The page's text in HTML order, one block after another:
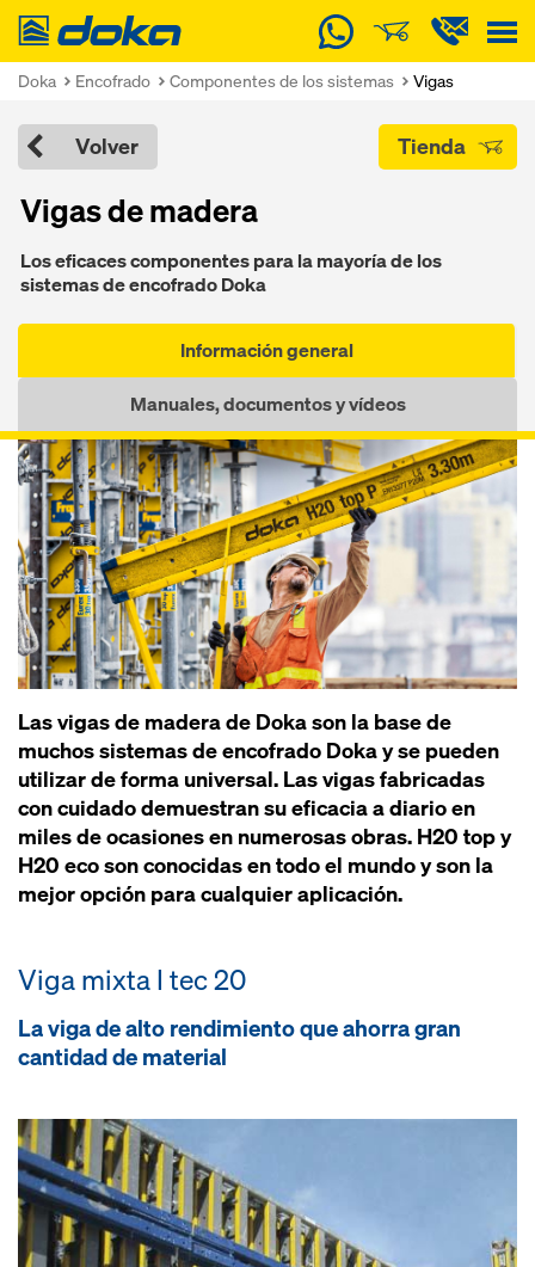
Doka
Doka Encofrado Componentes de los sistemas Vigas
Volver Tienda
Vi­gas de madera
Los eficaces componentes pa­ra la mayoría de los
sistemas de encofra­do Doka
Información general
Manuales, documentos y vídeos
Las vigas de madera de Doka son la base de
muchos sistemas de encofrado Doka y se pueden
utilizar de forma universal. Las vigas fabricadas
con cuidado demuestran su eficacia a diario en
miles de ocasiones en numerosas obras. H20 top y
H20 eco son conocidas en todo el mundo y son la
mejor opción para cualquier aplicación.
Viga mixta I tec 20
La viga de alto rendimiento que ahorra gran
cantidad de material